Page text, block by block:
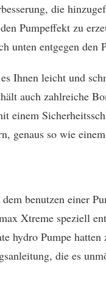
die
Pumpeffekt zu
unten entgegen
Ihnen leicht und
auch zahlreiche
einem
genaus so wie
benutzen einer
Xtreme speziell
hydro Pumpe
die es